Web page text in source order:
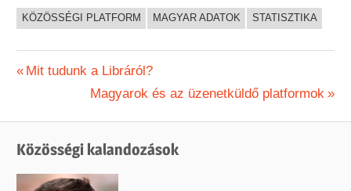
KÖZÖSSÉGI PLATFORM MAGYAR ADATOK STATISZTIKA
Bejegyzés
navigáció
Previous
Mit tudunk a Libráról?
Next
Magyarok és az üzenetküldő platformok
Közösségi kalandozások